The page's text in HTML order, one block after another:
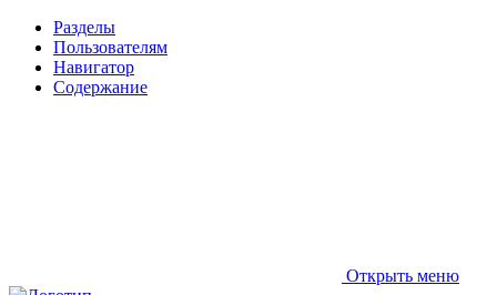
Разделы
Пользователям
Навигатор
Содержание
Открыть меню